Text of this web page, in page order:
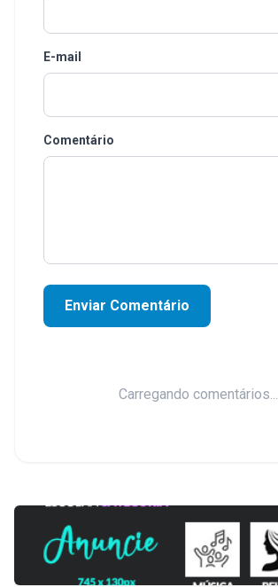
E-mail
Comentário
Enviar Comentário
Carregando comentários...